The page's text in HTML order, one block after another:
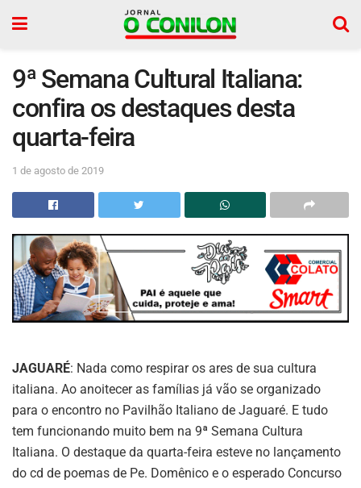
9ª Semana Cultural Italiana:
confira os destaques desta
quarta-feira
1 de agosto de 2019
JAGUARÉ: Nada como respirar os ares de sua cultura
italiana. Ao anoitecer as famílias já vão se organizado
para o encontro no Pavilhão Italiano de Jaguaré. E tudo
tem funcionando muito bem na 9ª Semana Cultura
Italiana. O destaque da quarta-feira esteve no lançamento
do cd de poemas de Pe. Domênico e o esperado Concurso